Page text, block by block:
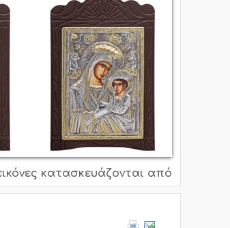
κατασκευάζονται από ασήμι